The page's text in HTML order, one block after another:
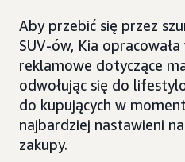
Aby przebić się przez
SUV-ów, Kia
reklamowe dotyczące
odwołując się do
do kupujących w
najbardziej nastawieni
zakupy.